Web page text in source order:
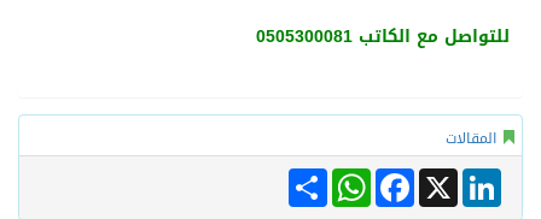
للتواصل مع الكاتب 0505300081
المقالات
Share
WhatsAppFacebook X
LinkedIn